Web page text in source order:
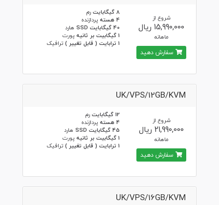
8 گیگابایت
رم
4 هسته
پردازنده
40 گیگابایت SSD
هارد
1 گیگابیت بر ثانیه
پورت
1 ترابایت ( قابل تغییر )
ترافیک
شروع از
15,990,000 ریال
ماهانه
سفارش دهید
UK/VPS/12GB/KVM
12 گیگابایت
رم
4 هسته
پردازنده
45 گیگابایت SSD
هارد
1 گیگابیت بر ثانیه
پورت
1 ترابایت ( قابل تغییر )
ترافیک
شروع از
21,990,000 ریال
ماهانه
سفارش دهید
UK/VPS/16GB/KVM